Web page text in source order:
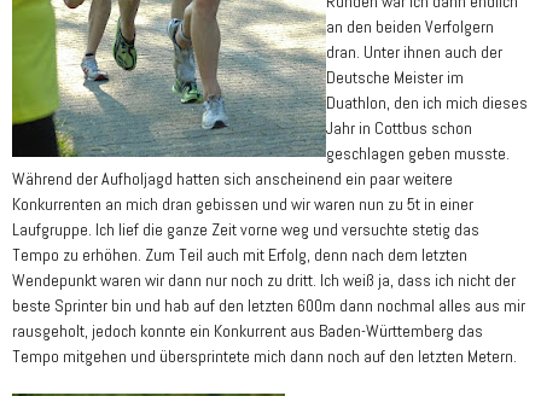
an den beiden Verfolgern
dran. Unter ihnen auch der
Deutsche Meister im
Duathlon, den ich mich dieses
Jahr in Cottbus schon
geschlagen geben musste.
Während der Aufholjagd hatten sich anscheinend ein paar weitere
Konkurrenten an mich dran gebissen und wir waren nun zu 5t in einer
Laufgruppe. Ich lief die ganze Zeit vorne weg und versuchte stetig das
Tempo zu erhöhen. Zum Teil auch mit Erfolg, denn nach dem letzten
Wendepunkt waren wir dann nur noch zu dritt. Ich weiß ja, dass ich nicht der
beste Sprinter bin und hab auf den letzten 600m dann nochmal alles aus mir
rausgeholt, jedoch konnte ein Konkurrent aus Baden-Württemberg das
Tempo mitgehen und übersprintete mich dann noch auf den letzten Metern.